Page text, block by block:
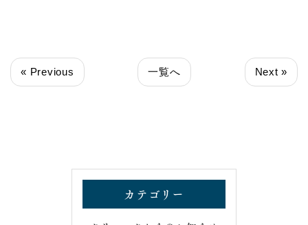
« Previous 一覧へ Next »
カテゴリー